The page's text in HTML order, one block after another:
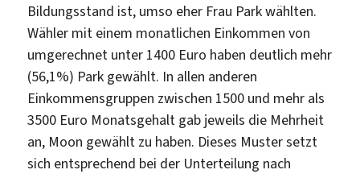
Bildungsstand ist, umso eher Frau Park wählten.
Wähler mit einem monatlichen Einkommen von
umgerechnet unter 1400 Euro haben deutlich mehr
(56,1%) Park gewählt. In allen anderen
Einkommensgruppen zwischen 1500 und mehr als
3500 Euro Monatsgehalt gab jeweils die Mehrheit
an, Moon gewählt zu haben. Dieses Muster setzt
sich entsprechend bei der Unterteilung nach